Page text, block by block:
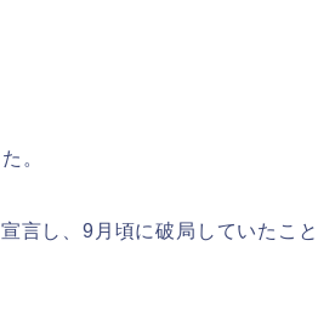
。
言し、9月頃に破局していたこと